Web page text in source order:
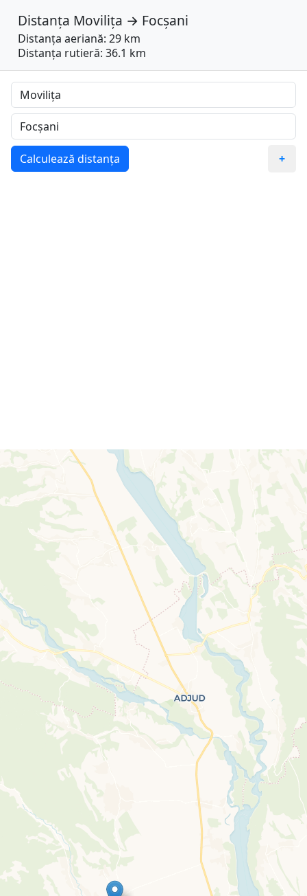
Distanța Movilița → Focșani
Distanța aeriană: 29 km
Distanța rutieră: 36.1 km
Calculează distanța +